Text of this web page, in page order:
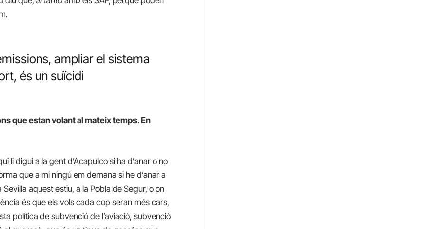
ampliar el sistema
és un suïcidi
que estan volant al mateix temps. En
li digui a la gent d’Acapulco si ha d’anar o no
que a mi ningú em demana si he d’anar a
aquest estiu, a la Pobla de Segur, o on
és que els vols cada cop seran més cars,
política de subvenció de l’aviació, subvenció